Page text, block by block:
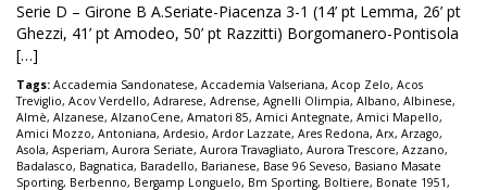
Serie D – Girone B A.Seriate-Piacenza 3-1 (14’ pt Lemma, 26’ pt
Ghezzi, 41’ pt Amodeo, 50’ pt Razzitti) Borgomanero-Pontisola
[…]
Tags: Accademia Sandonatese, Accademia Valseriana, Acop Zelo, Acos
Treviglio, Acov Verdello, Adrarese, Adrense, Agnelli Olimpia, Albano, Albinese,
Almè, Alzanese, AlzanoCene, Amatori 85, Amici Antegnate, Amici Mapello,
Amici Mozzo, Antoniana, Ardesio, Ardor Lazzate, Ares Redona, Arx, Arzago,
Asola, Asperiam, Aurora Seriate, Aurora Travagliato, Aurora Trescore, Azzano,
Badalasco, Bagnatica, Baradello, Barianese, Base 96 Seveso, Basiano Masate
Sporting, Berbenno, Bergamp Longuelo, Bm Sporting, Boltiere, Bonate 1951,